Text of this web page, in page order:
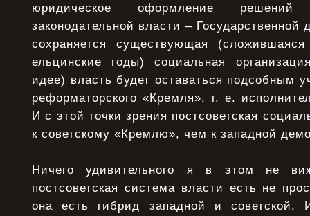
юридическое оформление решений
законодательной власти –
сохраняется существующая
ельцинские годы) социальная
идее) власть будет оставаться подсобным
реформаторского «Кремля», т. е.
И с этой точки зрения постсоветская
к советскому «Кремлю», чем к западной
Ничего удивительного я в этом не
постсоветская система власти есть не
она есть гибрид западной и советской.